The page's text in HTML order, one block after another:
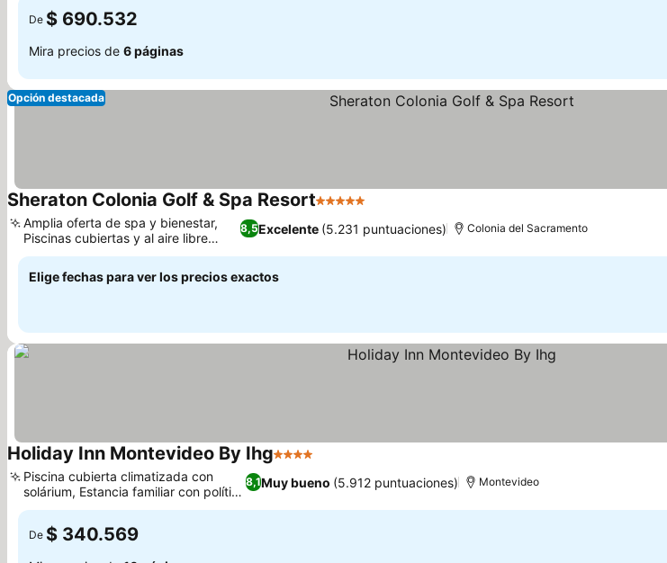
De $ 690.532
Mira precios de 6 páginas
Opción destacada
Sheraton Colonia Golf & Spa Resort5 Estrellas
8,5Excelente (5.231 puntuaciones)
Amplia oferta de spa y bienestar,
Piscinas cubiertas y al aire libre
estilo resort
Colonia del Sacramento
Elige fechas para ver los precios exactos
Holiday Inn Montevideo By Ihg4 Estrellas
8,1Muy bueno (5.912 puntuaciones)
Piscina cubierta climatizada con
solárium, Estancia familiar con política
para niños
Montevideo
De $ 340.569